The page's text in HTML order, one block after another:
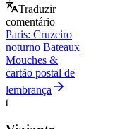
Traduzir
comentário
Paris: Cruzeiro
noturno Bateaux
Mouches &
cartão postal de
lembrança
t